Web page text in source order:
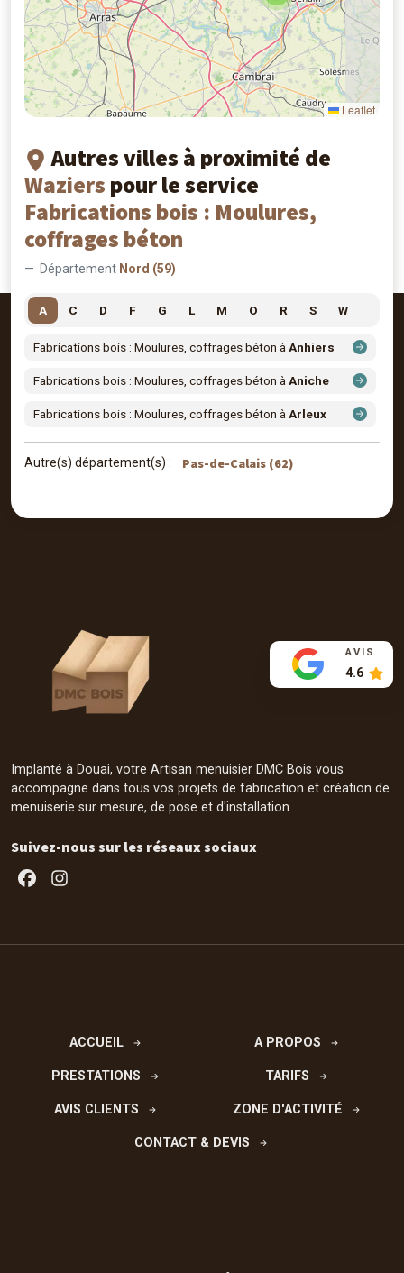
Leaflet
Autres villes à proximité de
Waziers pour le service
Fabrications bois : Moulures,
coffrages béton
Département Nord (59)
A C D F G L M O R S W
Fabrications bois : Moulures, coffrages béton à Anhiers
Fabrications bois : Moulures, coffrages béton à Aniche
Fabrications bois : Moulures, coffrages béton à Arleux
Autre(s) département(s) : Pas-de-Calais (62)
AVIS
4.6
Implanté à Douai, votre Artisan menuisier DMC Bois vous
accompagne dans tous vos projets de fabrication et création de
menuiserie sur mesure, de pose et d'installation
Suivez-nous sur les réseaux sociaux
Facebook
ACCUEIL A PROPOS
PRESTATIONS TARIFS
AVIS CLIENTS ZONE D'ACTIVITÉ
CONTACT & DEVIS